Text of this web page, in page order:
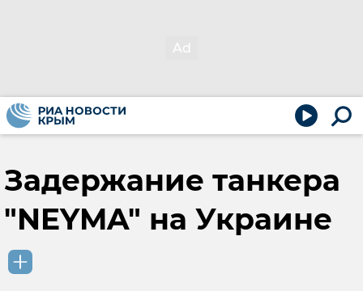
Задержание танкера
"NEYMA" на Украине